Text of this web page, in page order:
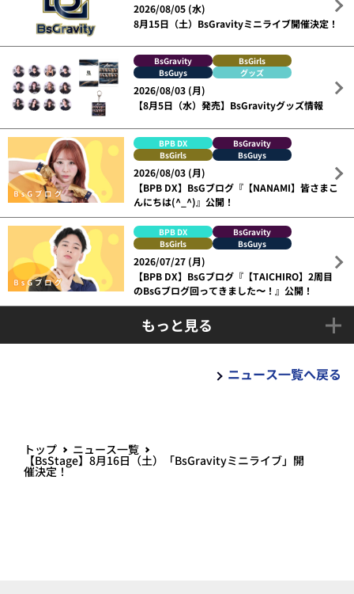
2026/08/05 (水)
8月15日（土）BsGravityミニライブ開催決定！
BsGravity
BsGirls
BsGuys
グッズ
2026/08/03 (月)
【8月5日（水）発売】BsGravityグッズ情報
BPB DX
BsGravity
BsGirls
BsGuys
2026/08/03 (月)
【BPB DX】BsGブログ『【NANAMI】皆さまこ
んにちは(^_^)』公開！
BPB DX
BsGravity
BsGirls
BsGuys
2026/07/27 (月)
【BPB DX】BsGブログ『【TAICHIRO】2周目
のBsGブログ回ってきました〜！』公開！
もっと見る
ニュース一覧へ戻る
トップ ニュース一覧
【BsStage】8月16日（土）「BsGravityミニライブ」開
催決定！